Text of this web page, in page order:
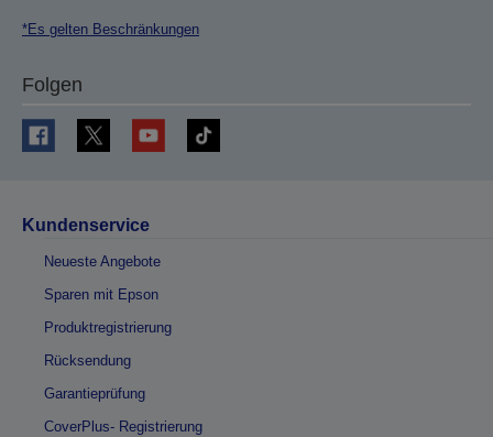
*Es gelten Beschränkungen
Folgen
Kundenservice
Neueste Angebote
Sparen mit Epson
Produktregistrierung
Rücksendung
Garantieprüfung
CoverPlus- Registrierung